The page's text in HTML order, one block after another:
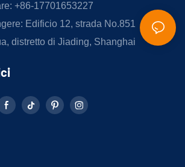
+86-17701653227
Edificio 12, strada No.851
distretto di Jiading, Shanghai